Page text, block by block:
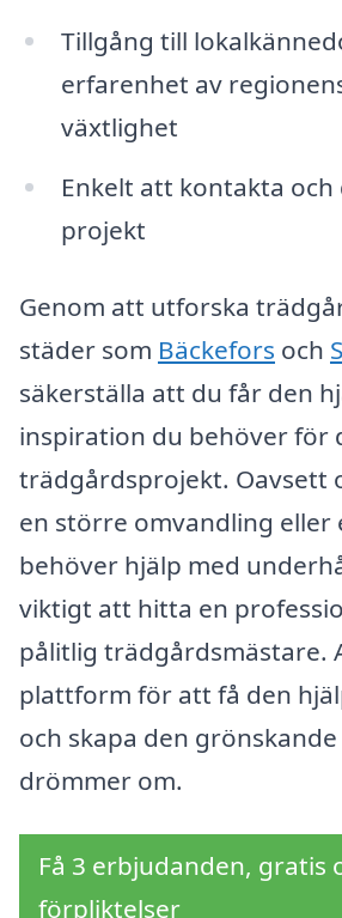
Tillgång till
erfarenhet av
växtlighet
Enkelt att kontakta och
projekt
Genom att utforska
städer som Bäckefors och
säkerställa att du får den
inspiration du behöver för
trädgårdsprojekt. Oavsett
en större omvandling eller
behöver hjälp med
viktigt att hitta en
pålitlig trädgårdsmästare.
plattform för att få den
och skapa den grönskande
drömmer om.
Få 3 erbjudanden, gratis
förpliktelser